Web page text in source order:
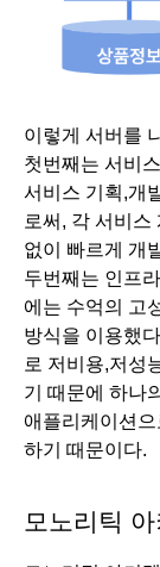
이렇게 서버를
첫번째는 서비
서비스 기획,개
로써, 각 서비스
없이 빠르게 개
두번째는 인프
에는 수억의 고
방식을 이용했
로 저비용,저성
기 때문에 하나
애플리케이션
하기 때문이다.
모노리틱